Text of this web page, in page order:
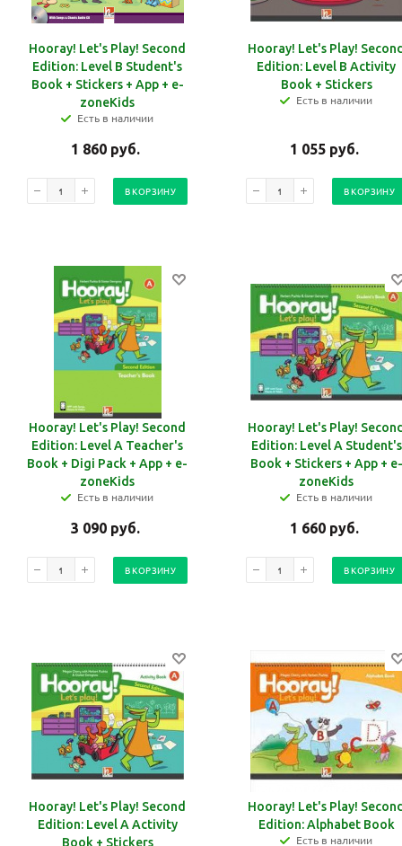
Hooray! Let's Play! Second
Edition: Level B Student's
Book + Stickers + App + e-
zoneKids
Есть в наличии
1 860 руб.
В КОРЗИНУ
Hooray! Let's Play!
Edition: Level B Activity
Book + Stickers
Есть в наличии
1 055 руб.
В КОРЗИНУ
Hooray! Let's Play! Second
Edition: Level A Teacher's
Book + Digi Pack + App + e-
zoneKids
Есть в наличии
3 090 руб.
В КОРЗИНУ
Hooray! Let's Play!
Edition: Level A Student's
Book + Stickers + App + e-
zoneKids
Есть в наличии
1 660 руб.
В КОРЗИНУ
Hooray! Let's Play! Second
Edition: Level A Activity
Book + Stickers
Hooray! Let's Play!
Edition: Alphabet Book
Есть в наличии